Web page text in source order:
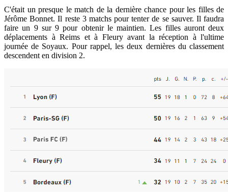
C'était un presque le match de la dernière chance pour les filles de
Jérôme Bonnet. Il reste 3 matchs pour tenter de se sauver. Il faudra
faire un 9 sur 9 pour obtenir le maintien. Les filles auront deux
déplacements à Reims et à Fleury avant la réception à l'ultime
journée de Soyaux. Pour rappel, les deux dernières du classement
descendent en division 2.